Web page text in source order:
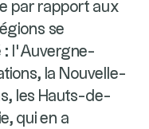
par rapport aux
se
l’Auvergne-
la Nouvelle-
les Hauts-de-
qui en a